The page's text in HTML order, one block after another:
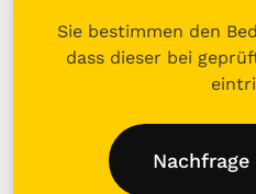
Sie bestimmen den
dass dieser bei